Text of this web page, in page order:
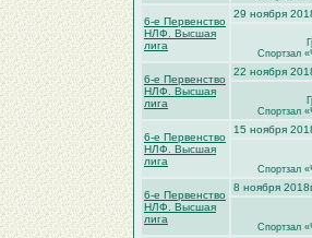
6-е Первенство
НЛФ. Высшая
лига
29 ноября
Спортзал
6-е Первенство
НЛФ. Высшая
лига
22 ноября
Спортзал
6-е Первенство
НЛФ. Высшая
лига
15 ноября
Спортзал
6-е Первенство
НЛФ. Высшая
лига
8 ноября
Спортзал